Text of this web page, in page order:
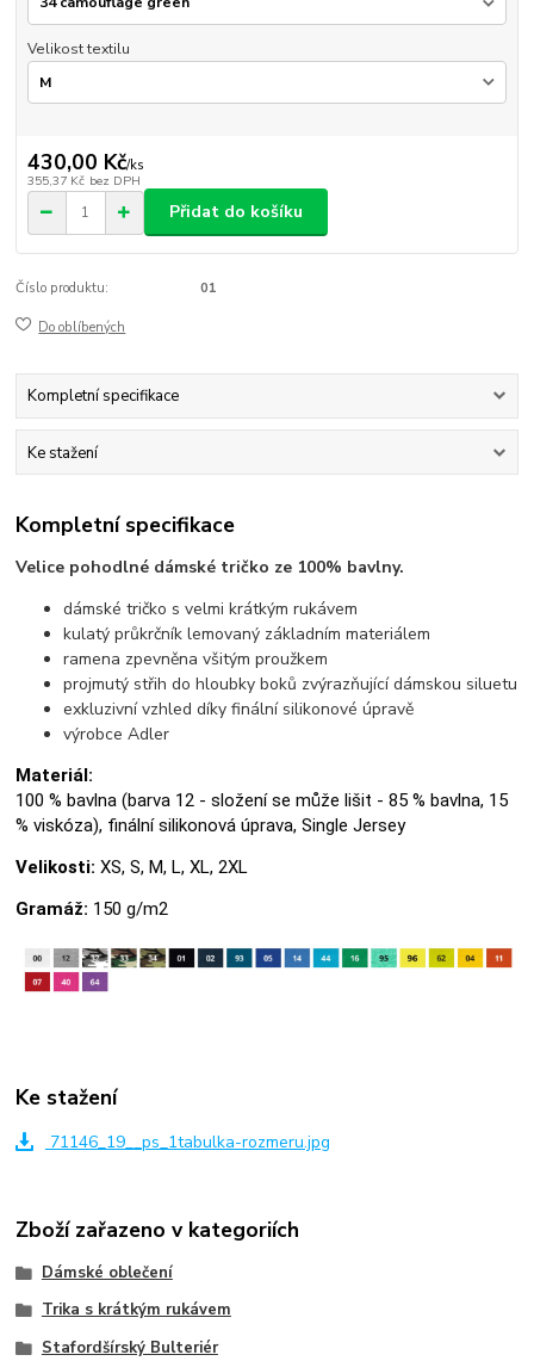
Velikost textilu
430,00 Kč/ks
355,37 Kč bez DPH
Přidat do košíku
Číslo produktu: 01
Do oblíbených
Kompletní specifikace
Ke stažení
Kompletní specifikace
Velice pohodlné dámské tričko ze 100% bavlny.
dámské tričko s velmi krátkým rukávem
kulatý průkrčník lemovaný základním materiálem
ramena zpevněna všitým proužkem
projmutý střih do hloubky boků zvýrazňující dámskou siluetu
exkluzivní vzhled díky finální silikonové úpravě
výrobce Adler
Materiál:
100 % bavlna (barva 12 - složení se může lišit - 85 % bavlna, 15
% viskóza), finální silikonová úprava, Single Jersey
Velikosti: XS, S, M, L, XL, 2XL
Gramáž: 150 g/m2
Ke stažení
71146_19__ps_1tabulka-rozmeru.jpg
Zboží zařazeno v kategoriích
Dámské oblečení
Trika s krátkým rukávem
Stafordšírský Bulteriér